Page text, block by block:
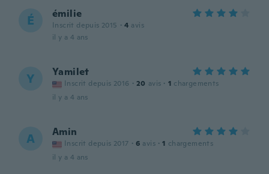
É émilie
Inscrit depuis 2015 · 4 avis
il y a 4 ans
Y Yamilet
Inscrit depuis 2016 · 20 avis · 1 chargements
il y a 4 ans
A Amin
Inscrit depuis 2017 · 6 avis · 1 chargements
il y a 4 ans